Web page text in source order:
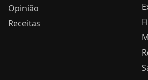
Opinião
Receitas